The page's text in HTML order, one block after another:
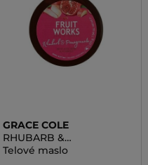
GRACE COLE
RHUBARB &
POMEGRANATE BODY
BUTTER
Telové maslo